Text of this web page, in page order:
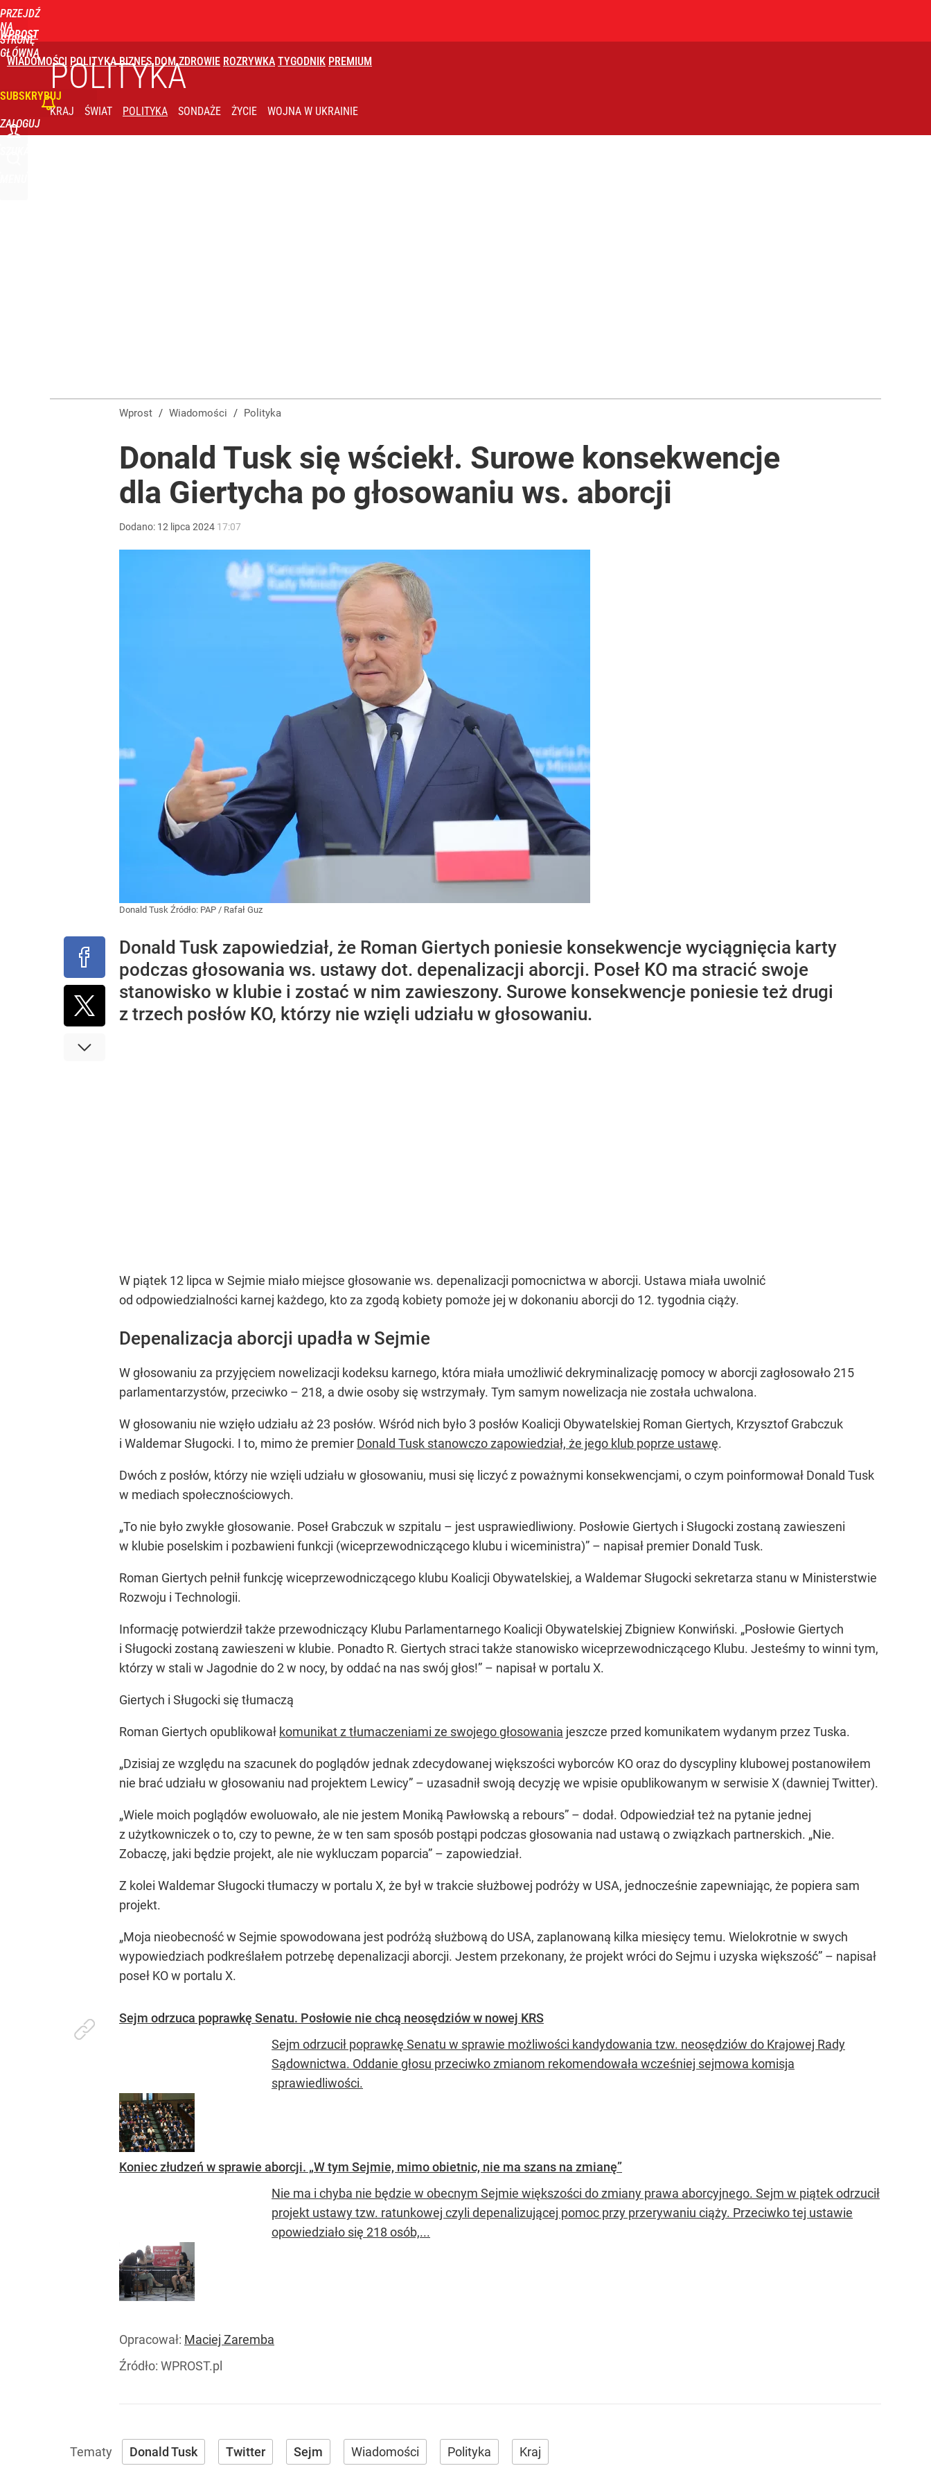
PRZEJDŹ
NA
STRONĘ
GŁÓWNĄ
WPROST
WIADOMOŚCI POLITYKA BIZNES DOM ZDROWIE ROZRYWKA TYGODNIK PREMIUM
SUBSKRYBUJ
ZALOGUJ
POLITYKA
KRAJ ŚWIAT POLITYKA SONDAŻE ŻYCIE WOJNA W UKRAINIE
Wprost / Wiadomości / Polityka
Donald Tusk się wściekł. Surowe konsekwencje
dla Giertycha po głosowaniu ws. aborcji
Dodano: 12 lipca 2024 17:07
Donald Tusk Źródło: PAP / Rafał Guz
Donald Tusk zapowiedział, że Roman Giertych poniesie konsekwencje wyciągnięcia karty
podczas głosowania ws. ustawy dot. depenalizacji aborcji. Poseł KO ma stracić swoje
stanowisko w klubie i zostać w nim zawieszony. Surowe konsekwencje poniesie też drugi
z trzech posłów KO, którzy nie wzięli udziału w głosowaniu.
W piątek 12 lipca w Sejmie miało miejsce głosowanie ws. depenalizacji pomocnictwa w aborcji. Ustawa miała uwolnić
od odpowiedzialności karnej każdego, kto za zgodą kobiety pomoże jej w dokonaniu aborcji do 12. tygodnia ciąży.
Depenalizacja aborcji upadła w Sejmie
W głosowaniu za przyjęciem nowelizacji kodeksu karnego, która miała umożliwić dekryminalizację pomocy w aborcji zagłosowało 215
parlamentarzystów, przeciwko – 218, a dwie osoby się wstrzymały. Tym samym nowelizacja nie została uchwalona.
W głosowaniu nie wzięło udziału aż 23 posłów. Wśród nich było 3 posłów Koalicji Obywatelskiej Roman Giertych, Krzysztof Grabczuk
i Waldemar Sługocki. I to, mimo że premier Donald Tusk stanowczo zapowiedział, że jego klub poprze ustawę.
Dwóch z posłów, którzy nie wzięli udziału w głosowaniu, musi się liczyć z poważnymi konsekwencjami, o czym poinformował Donald Tusk
w mediach społecznościowych.
„To nie było zwykłe głosowanie. Poseł Grabczuk w szpitalu – jest usprawiedliwiony. Posłowie Giertych i Sługocki zostaną zawieszeni
w klubie poselskim i pozbawieni funkcji (wiceprzewodniczącego klubu i wiceministra)” – napisał premier Donald Tusk.
Roman Giertych pełnił funkcję wiceprzewodniczącego klubu Koalicji Obywatelskiej, a Waldemar Sługocki sekretarza stanu w Ministerstwie
Rozwoju i Technologii.
Informację potwierdził także przewodniczący Klubu Parlamentarnego Koalicji Obywatelskiej Zbigniew Konwiński. „Posłowie Giertych
i Sługocki zostaną zawieszeni w klubie. Ponadto R. Giertych straci także stanowisko wiceprzewodniczącego Klubu. Jesteśmy to winni tym,
którzy w stali w Jagodnie do 2 w nocy, by oddać na nas swój głos!” – napisał w portalu X.
Giertych i Sługocki się tłumaczą
Roman Giertych opublikował komunikat z tłumaczeniami ze swojego głosowania jeszcze przed komunikatem wydanym przez Tuska.
„Dzisiaj ze względu na szacunek do poglądów jednak zdecydowanej większości wyborców KO oraz do dyscypliny klubowej postanowiłem
nie brać udziału w głosowaniu nad projektem Lewicy” – uzasadnił swoją decyzję we wpisie opublikowanym w serwisie X (dawniej Twitter).
„Wiele moich poglądów ewoluowało, ale nie jestem Moniką Pawłowską a rebours” – dodał. Odpowiedział też na pytanie jednej
z użytkowniczek o to, czy to pewne, że w ten sam sposób postąpi podczas głosowania nad ustawą o związkach partnerskich. „Nie.
Zobaczę, jaki będzie projekt, ale nie wykluczam poparcia” – zapowiedział.
Z kolei Waldemar Sługocki tłumaczy w portalu X, że był w trakcie służbowej podróży w USA, jednocześnie zapewniając, że popiera sam
projekt.
„Moja nieobecność w Sejmie spowodowana jest podróżą służbową do USA, zaplanowaną kilka miesięcy temu. Wielokrotnie w swych
wypowiedziach podkreślałem potrzebę depenalizacji aborcji. Jestem przekonany, że projekt wróci do Sejmu i uzyska większość” – napisał
poseł KO w portalu X.
Sejm odrzuca poprawkę Senatu. Posłowie nie chcą neosędziów w nowej KRS
Sejm odrzucił poprawkę Senatu w sprawie możliwości kandydowania tzw. neosędziów do Krajowej Rady
Sądownictwa. Oddanie głosu przeciwko zmianom rekomendowała wcześniej sejmowa komisja
sprawiedliwości.
Koniec złudzeń w sprawie aborcji. „W tym Sejmie, mimo obietnic, nie ma szans na zmianę”
Nie ma i chyba nie będzie w obecnym Sejmie większości do zmiany prawa aborcyjnego. Sejm w piątek odrzucił
projekt ustawy tzw. ratunkowej czyli depenalizującej pomoc przy przerywaniu ciąży. Przeciwko tej ustawie
opowiedziało się 218 osób,...
Opracował: Maciej Zaremba
Źródło: WPROST.pl
Donald Tusk Twitter Sejm Wiadomości Polityka Kraj